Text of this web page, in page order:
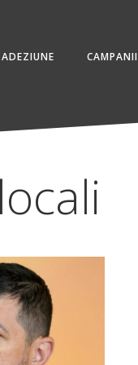
ADEZIUNE CAMPANII